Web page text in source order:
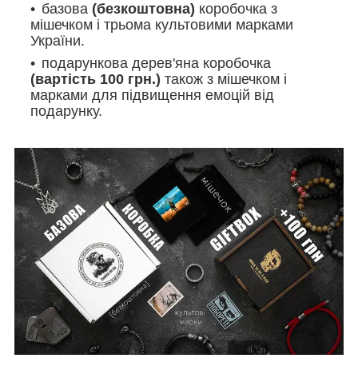
базова (безкоштовна) коробочка з
мішечком і трьома культовими марками
України.
подарункова дерев'яна коробочка
(вартість 100 грн.) також з мішечком і
марками для підвищення емоцій від
подарунку.